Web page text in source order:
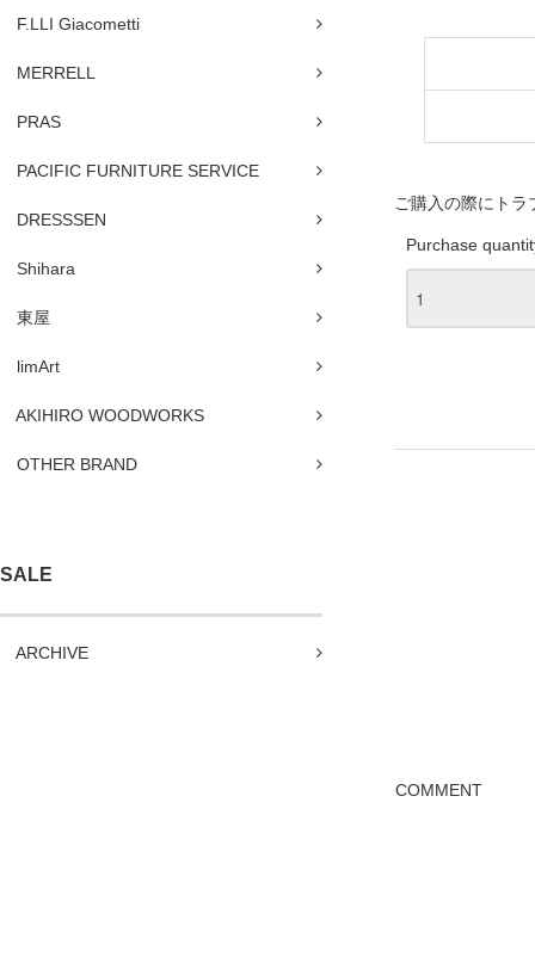
F.LLI Giacometti
MERRELL
PRAS
PACIFIC FURNITURE SERVICE
DRESSSEN
Shihara
東屋
limArt
AKIHIRO WOODWORKS
OTHER BRAND
SALE
ARCHIVE
ご購入の際にト
Purchase
COMMENT